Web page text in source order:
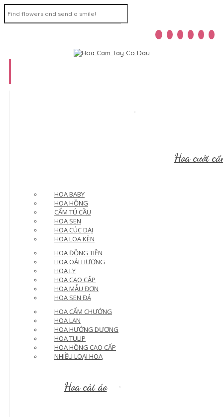
Hoa cưới
HOA BABY
HOA HỒNG
CẨM TÚ CẦU
HOA SEN
HOA CÚC DẠI
HOA LOA KÈN
HOA ĐỒNG TIỀN
HOA OẢI HƯƠNG
HOA LY
HOA CAO CẤP
HOA MẪU ĐƠN
HOA SEN ĐÁ
HOA CẨM CHƯỚNG
HOA LAN
HOA HƯỚNG DƯƠNG
HOA TULIP
HOA HỒNG CAO CẤP
NHIỀU LOẠI HOA
Hoa cài áo